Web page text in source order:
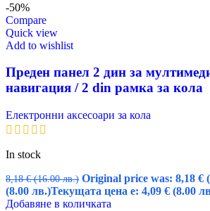
-50%
Compare
Quick view
Add to wishlist
Преден панел 2 дин за
навигация / 2 din рамка за кола
Електронни аксесоари за кола
In stock
8,18€ (16.00 лв.) Original price was: 8,18 €
(8.00 лв.)Текущата цена е: 4,09 € (8.00
Добавяне в количката